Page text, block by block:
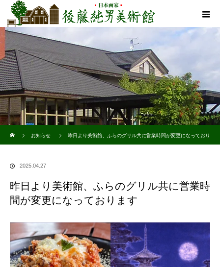
お知らせ
昨日より美術館、ふらのグリル共に営業時間が変更になっており
2025.04.27
昨日より美術館、ふらのグリル共に営業時
間が変更になっております